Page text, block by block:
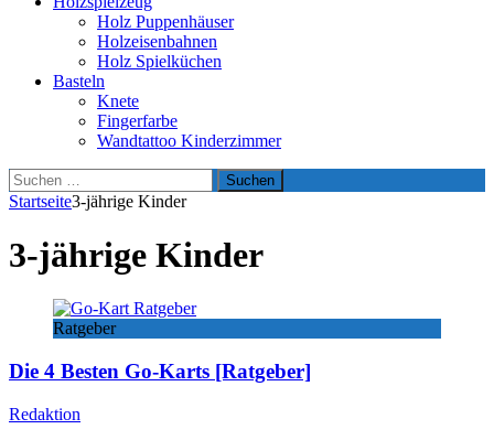
Holz Puppenhäuser
Holzeisenbahnen
Holz Spielküchen
Basteln
Knete
Fingerfarbe
Wandtattoo Kinderzimmer
Suchen
nach:
Startseite3-jährige Kinder
3-jährige Kinder
Ratgeber
Die 4 Besten Go-Karts [Ratgeber]
Redaktion